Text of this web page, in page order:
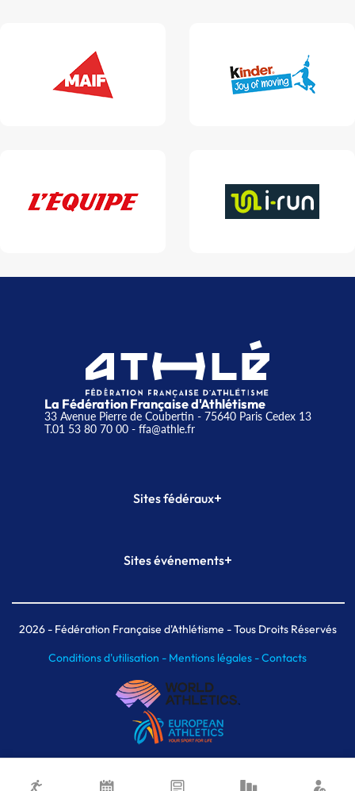
La Fédération Française d'Athlétisme
33 Avenue Pierre de Coubertin - 75640 Paris Cedex 13
T.01 53 80 70 00- ffa@athle.fr
Sites fédéraux+
Plateforme Formation
Sites événements+
Meeting de Paris indoor
MAIF Ekiden de Paris
2026- Fédération Française d'Athlétisme - Tous Droits Réservés
Conditions d'utilisation - Mentions légales -Contacts